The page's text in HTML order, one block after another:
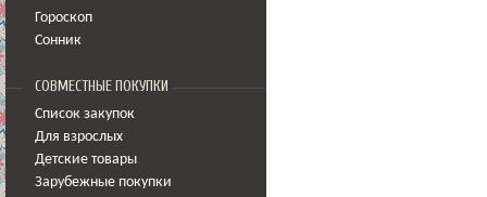
Гороскоп
Сонник
СОВМЕСТНЫЕ ПОКУПКИ
Список закупок
Для взрослых
Детские товары
Зарубежные покупки